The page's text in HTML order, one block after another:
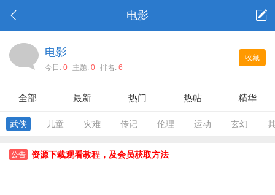
电影
收藏
电影
今日: 0 主题: 0 排名: 6
全部 最新 热门 热帖 精华
武侠 儿童 灾难 传记 伦理 运动 玄幻
公告 资源下载观看教程，及会员获取方法